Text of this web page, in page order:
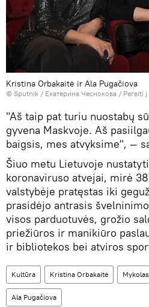
Kristina Orbakaitė ir Ala Pugačiova
© Sputnik / Екатерина Чеснокова / Pereiti
"Aš taip pat turiu nuostabų
gyvena Maskvoje. Aš
baigsis, mes atvyksime", —
Šiuo metu Lietuvoje
koronaviruso atvejai, mirė
valstybėje pratęstas iki
prasidėjo antrasis
visos parduotuvės, grožio
priežiūros ir manikiūro
ir bibliotekos bei atviros
Kultūra Kristina Orbakaitė
Ala Pugačiova